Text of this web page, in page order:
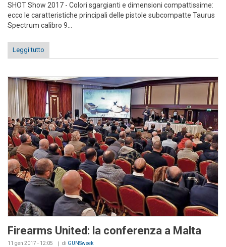
SHOT Show 2017 - Colori sgargianti e dimensioni compattissime:
ecco le caratteristiche principali delle pistole subcompatte Taurus
Spectrum calibro 9...
Leggi tutto
Firearms United: la conferenza a Malta
11 gen 2017 - 12:05 di GUNSweek